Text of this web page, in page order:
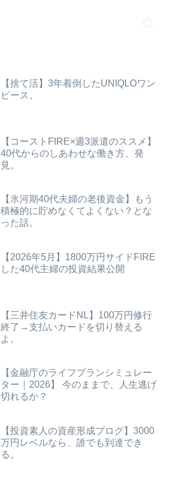
【捨て活】3年着倒したUNIQLOワン
ピース。
【コーストFIRE×週3派遣のススメ】
40代からのしあわせな働き方、発
見。
【氷河期40代夫婦の老後資金】もう
積極的に貯めなくてよくない？とな
った話。
【2026年5月】1800万円サイドFIRE
した40代主婦の投資結果公開
【三井住友カードNL】100万円修行
終了→支払いカードを切り替える
よ。
【金融庁のライフプランシミュレー
ター｜2026】 今のままで、人生逃げ
切れるか？
【投資素人の資産形成ブログ】3000
万円レベルなら、誰でも到達でき
る。